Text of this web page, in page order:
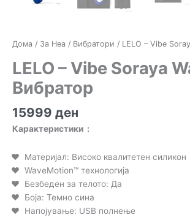
Дома / За Неа / Вибратори / LELO – Vibe
LELO – Vibe Soraya
Вибратор
15999 ден
Карактеристики :
Материјал: Високо квалитетен силикон
WaveMotion™ технологија
Безбеден за телото: Да
Боја: Темно сина
Напојување: USB полнење